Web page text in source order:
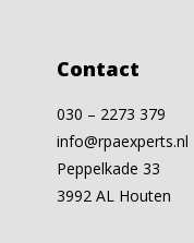
Contact
030 – 2273 379
info@rpaexperts.nl
Peppelkade 33
3992 AL Houten